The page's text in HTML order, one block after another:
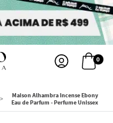
0
Maison Alhambra Incense Ebony
Eau de Parfum - Perfume Unissex